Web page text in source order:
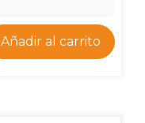
Añadir al carrito